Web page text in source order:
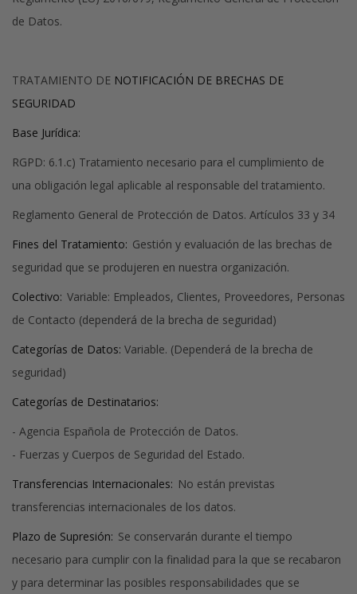
de Datos.
TRATAMIENTO DE NOTIFICACIÓN DE BRECHAS DE
SEGURIDAD
Base Jurídica:
RGPD: 6.1.c) Tratamiento necesario para el cumplimiento de
una obligación legal aplicable al responsable del tratamiento.
Reglamento General de Protección de Datos. Artículos 33 y 34
Fines del Tratamiento: Gestión y evaluación de las brechas de
seguridad que se produjeren en nuestra organización.
Colectivo: Variable: Empleados, Clientes, Proveedores, Personas
de Contacto (dependerá de la brecha de seguridad)
Categorías de Datos: Variable. (Dependerá de la brecha de
seguridad)
Categorías de Destinatarios:
- Agencia Española de Protección de Datos.
- Fuerzas y Cuerpos de Seguridad del Estado.
Transferencias Internacionales: No están previstas
transferencias internacionales de los datos.
Plazo de Supresión: Se conservarán durante el tiempo
necesario para cumplir con la finalidad para la que se recabaron
y para determinar las posibles responsabilidades que se